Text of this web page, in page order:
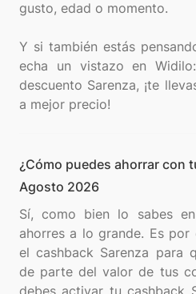
gusto, edad o momento.
Y si también estás
echa un vistazo en
descuento Sarenza, ¡te
¿Cómo puedes ahorrar con
Agosto 2026
Sí, como bien lo sabes
ahorres a lo grande. Es
el cashback Sarenza para
de parte del valor de tus
debes activar tu cashback